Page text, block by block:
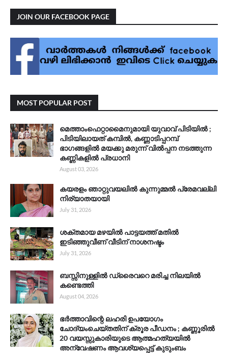
JOIN OUR FACEBOOK PAGE
MOST POPULAR POST
മെത്താംഫെറ്റാമൈനുമായി യുവാവ് പിടിയിൽ ;
പിടിയിലായത് കമ്പിൽ, കണ്ണാടിപ്പറമ്പ്
ഭാഗങ്ങളിൽ മയക്കു മരുന്ന് വിൽപ്പന നടത്തുന്ന
കണ്ണികളിൽ പ്രധാനി
August 03, 2026
കയരളം ഞാറ്റുവയലിൽ കുന്നുമ്മൽ പ്രേമവല്ലി
നിര്യാതയായി
July 31, 2026
ശക്തമായ മഴയിൽ പാട്ടയത്ത് മതിൽ
ഇടിഞ്ഞുവീണ് വീടിന് നാശനഷ്ടം
July 31, 2026
ബസ്സിനുള്ളിൽ ഡ്രൈവറെ മരിച്ച നിലയിൽ
കണ്ടെത്തി
August 04, 2026
ഭർത്താവിന്റെ ലഹരി ഉപയോഗം
ചോദ്യംചെയ്തതിന് ക്രൂര പീഡനം ; കണ്ണൂരിൽ
20 വയസ്സുകാരിയുടെ ആത്മഹത്യയിൽ
അന്വേഷണം ആവശ്യപ്പെട്ട് കുടുംബം